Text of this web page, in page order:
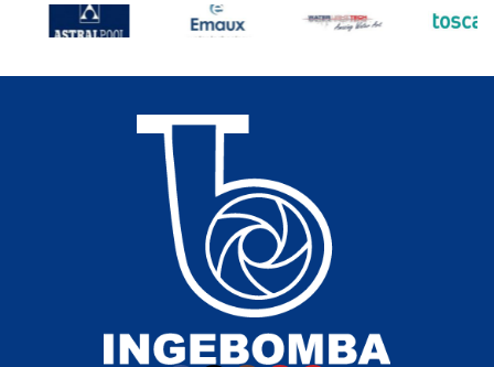
en aplicaciones
hidráulicas. Su diseño
fácil desarme y
mantenimiento.
32 mm a
PVC-U de
alta resistencia
• Presión nominal:PN10
• Doble unión tipo
americana
• Certificación ISO
un uso seguro en
instalaciones
• Conexión:
• Material:
alta resistencia
• Presión nominal:
• Doble unión tipo
americana
• Certificación ISO